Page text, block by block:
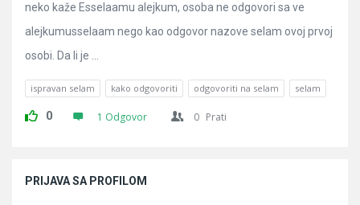
neko kaže Esselaamu alejkum, osoba ne odgovori sa ve
alejkumusselaam nego kao odgovor nazove selam ovoj prvoj
osobi. Da li je ...
ispravan selam kako odgovoriti odgovoriti na selam selam
0 1 Odgovor 0 Prati
PRIJAVA SA PROFILOM